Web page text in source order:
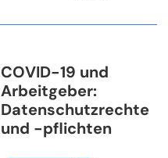
COVID-19 und
Arbeitgeber:
Datenschutzrechte
und -pflichten